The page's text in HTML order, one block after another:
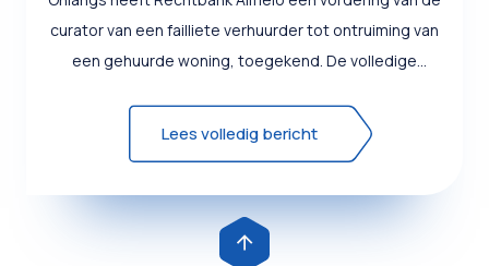
curator van een failliete verhuurder tot ontruiming van
een gehuurde woning, toegekend. De volledige
Lees volledig bericht